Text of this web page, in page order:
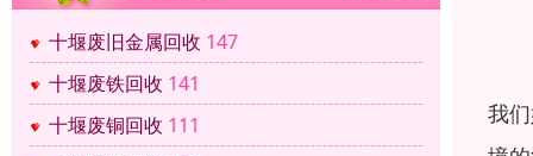
十堰废旧金属回收 147
十堰废铁回收 141
十堰废铜回收 111
我